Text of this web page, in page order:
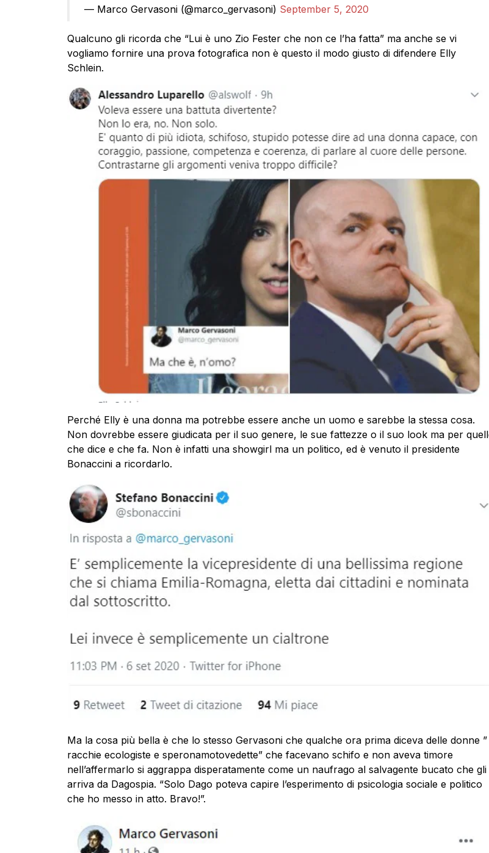
— Marco Gervasoni (@marco_gervasoni) September 5, 2020
Qualcuno gli ricorda che “Lui è uno Zio Fester che non ce l’ha fatta” ma anche se vi
vogliamo fornire una prova fotografica non è questo il modo giusto di difendere Elly
Schlein.
Perché Elly è una donna ma potrebbe essere anche un uomo e sarebbe la stessa cosa.
Non dovrebbe essere giudicata per il suo genere, le sue fattezze o il suo look ma per
che dice e che fa. Non è infatti una showgirl ma un politico, ed è venuto il presidente
Bonaccini a ricordarlo.
Ma la cosa più bella è che lo stesso Gervasoni che qualche ora prima diceva delle donne ”
racchie ecologiste e speronamotovedette” che facevano schifo e non aveva timore
nell’affermarlo si aggrappa disperatamente come un naufrago al salvagente bucato che gli
arriva da Dagospia. “Solo Dago poteva capire l’esperimento di psicologia sociale e politico
che ho messo in atto. Bravo!”.